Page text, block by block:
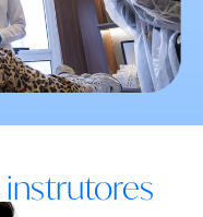
instrutores